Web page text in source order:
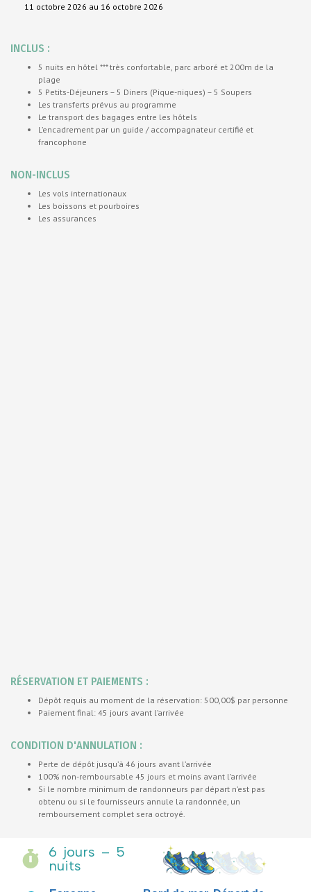
11 octobre 2026 au 16 octobre 2026
INCLUS :
5 nuits en hôtel *** très confortable, parc arboré et 200m de la
plage
5 Petits-Déjeuners – 5 Diners (Pique-niques) – 5 Soupers
Les transferts prévus au programme
Le transport des bagages entre les hôtels
L’encadrement par un guide / accompagnateur certifié et
francophone
NON-INCLUS
Les vols internationaux
Les boissons et pourboires
Les assurances
RÉSERVATION ET PAIEMENTS :
Dépôt requis au moment de la réservation: 500,00$ par personne
Paiement final: 45 jours avant l’arrivée
CONDITION D'ANNULATION :
Perte de dépôt jusqu’à 46 jours avant l’arrivée
100% non-remboursable 45 jours et moins avant l’arrivée
Si le nombre minimum de randonneurs par départ n’est pas
obtenu ou si le fournisseurs annule la randonnée, un
remboursement complet sera octroyé.
6 jours – 5
nuits